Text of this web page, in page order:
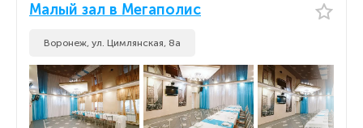
Малый зал в Мегаполис
Воронеж, ул. Цимлянская, 8а